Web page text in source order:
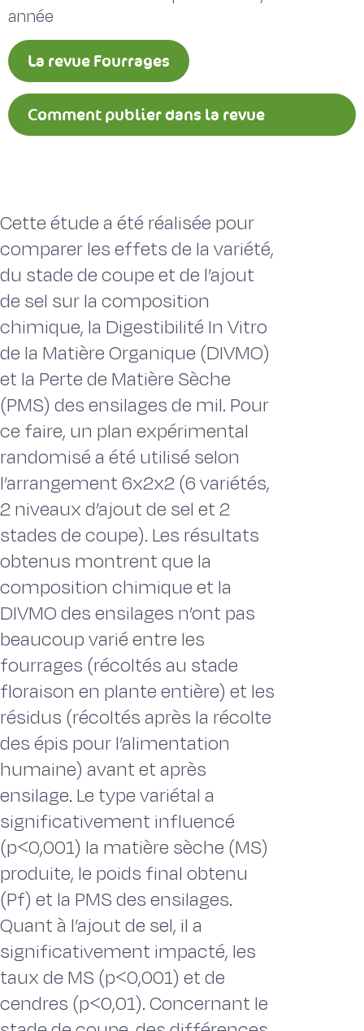
année
La revue Fourrages
Comment publier dans la revue
Cette étude a été réalisée pour
comparer les effets de la variété,
du stade de coupe et de l’ajout
de sel sur la composition
chimique, la Digestibilité In Vitro
de la Matière Organique (DIVMO)
et la Perte de Matière Sèche
(PMS) des ensilages de mil. Pour
ce faire, un plan expérimental
randomisé a été utilisé selon
l’arrangement 6x2x2 (6 variétés,
2 niveaux d’ajout de sel et 2
stades de coupe). Les résultats
obtenus montrent que la
composition chimique et la
DIVMO des ensilages n’ont pas
beaucoup varié entre les
fourrages (récoltés au stade
floraison en plante entière) et les
résidus (récoltés après la récolte
des épis pour l’alimentation
humaine) avant et après
ensilage. Le type variétal a
significativement influencé
(p˂0,001) la matière sèche (MS)
produite, le poids final obtenu
(Pf) et la PMS des ensilages.
Quant à l’ajout de sel, il a
significativement impacté, les
taux de MS (p˂0,001) et de
cendres (p˂0,01). Concernant le